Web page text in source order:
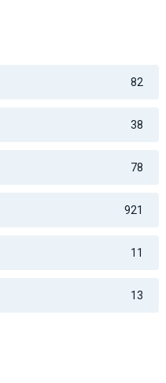
82
38
78
921
11
13